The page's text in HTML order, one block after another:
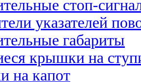
стоп-
указателей
габариты
крышки на
на капот